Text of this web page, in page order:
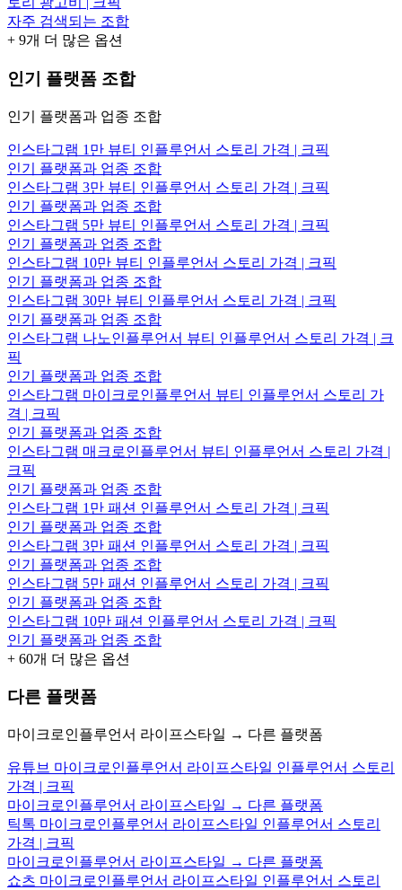
자주 검색되는 조합
+ 9개 더 많은 옵션
인기 플랫폼 조합
인기 플랫폼과 업종 조합
인스타그램 1만 뷰티 인플루언서 스토리 가격 | 크픽
인기 플랫폼과 업종 조합
인스타그램 3만 뷰티 인플루언서 스토리 가격 | 크픽
인기 플랫폼과 업종 조합
인스타그램 5만 뷰티 인플루언서 스토리 가격 | 크픽
인기 플랫폼과 업종 조합
인스타그램 10만 뷰티 인플루언서 스토리 가격 | 크픽
인기 플랫폼과 업종 조합
인스타그램 30만 뷰티 인플루언서 스토리 가격 | 크픽
인기 플랫폼과 업종 조합
인스타그램 나노인플루언서 뷰티 인플루언서 스토리 가격 | 크
픽
인기 플랫폼과 업종 조합
인스타그램 마이크로인플루언서 뷰티 인플루언서 스토리 가
격 | 크픽
인기 플랫폼과 업종 조합
인스타그램 매크로인플루언서 뷰티 인플루언서 스토리 가격 |
크픽
인기 플랫폼과 업종 조합
인스타그램 1만 패션 인플루언서 스토리 가격 | 크픽
인기 플랫폼과 업종 조합
인스타그램 3만 패션 인플루언서 스토리 가격 | 크픽
인기 플랫폼과 업종 조합
인스타그램 5만 패션 인플루언서 스토리 가격 | 크픽
인기 플랫폼과 업종 조합
인스타그램 10만 패션 인플루언서 스토리 가격 | 크픽
인기 플랫폼과 업종 조합
+ 60개 더 많은 옵션
다른 플랫폼
마이크로인플루언서 라이프스타일 → 다른 플랫폼
유튜브 마이크로인플루언서 라이프스타일 인플루언서 스토리
가격 | 크픽
마이크로인플루언서 라이프스타일 → 다른 플랫폼
틱톡 마이크로인플루언서 라이프스타일 인플루언서 스토리
가격 | 크픽
마이크로인플루언서 라이프스타일 → 다른 플랫폼
쇼츠 마이크로인플루언서 라이프스타일 인플루언서 스토리